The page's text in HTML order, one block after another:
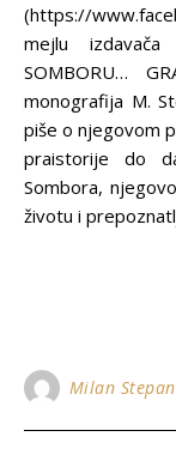
(https://
mejlu izdavača
SOMBORU…
monografija M.
piše o njegovom
praistorije do
Sombora,
životu i
Milan